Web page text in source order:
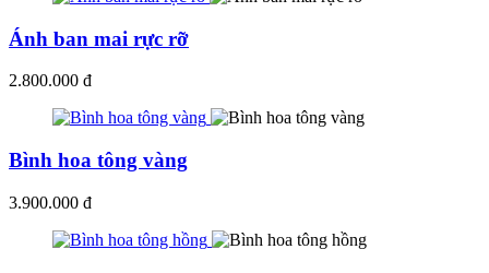
Ánh ban mai rực rỡ
2.800.000 đ
Bình hoa tông vàng
3.900.000 đ